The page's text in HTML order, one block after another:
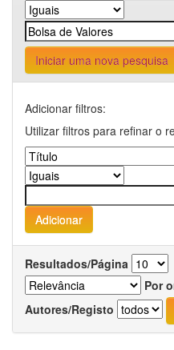
Iniciar uma nova pesquisa
Adicionar filtros:
Utilizar filtros para refinar o
Resultados/Página
Por
Autores/Registo